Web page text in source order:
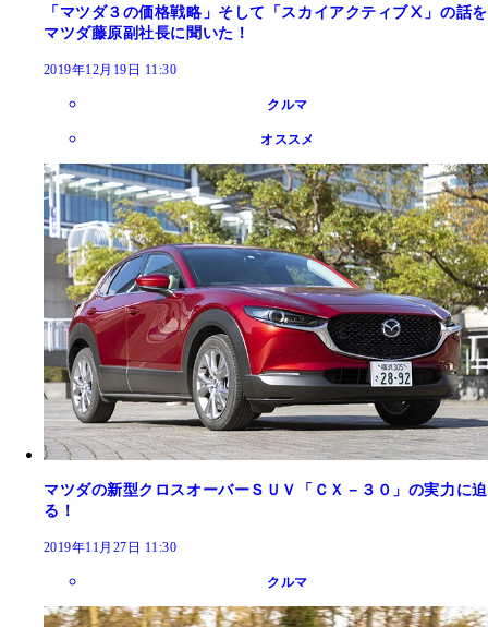
「マツダ３の価格戦略」そして「スカイアクティブⅩ」の話を
マツダ藤原副社長に聞いた！
2019年12月19日 11:30
クルマ
オススメ
マツダの新型クロスオーバーＳＵＶ「ＣＸ－３０」の実力に迫
る！
2019年11月27日 11:30
クルマ